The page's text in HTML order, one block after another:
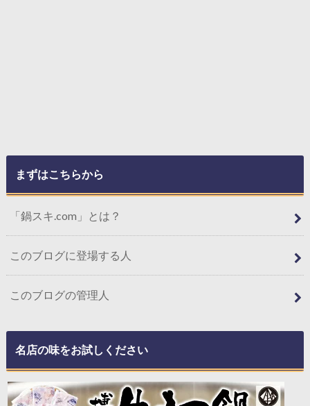
まずはこちらから
「鍋スキ.com」とは？
このブログに登場する人
このブログの管理人
名店の味をお試しください